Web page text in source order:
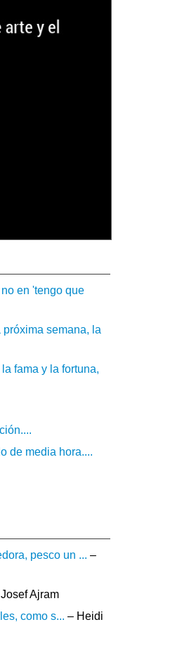
en 'tengo que
semana, la
fama y la fortuna,
de media hora....
pesco un ... –
Ajram
como s... – Heidi